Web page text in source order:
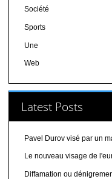
Société
Sports
Une
Web
Latest Posts
Pavel Durov visé par un
Le nouveau visage de
Diffamation ou